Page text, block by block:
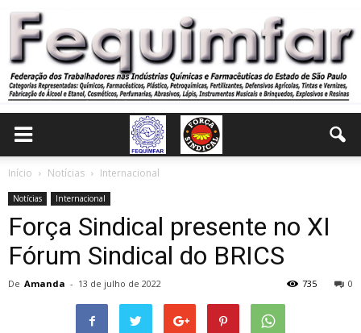
Início Notícias Internacional
Notícias Internacional
Força Sindical presente no XI
Fórum Sindical do BRICS
De Amanda - 13 de julho de 2022 0
735